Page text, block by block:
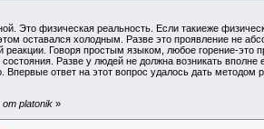
Это физическая реальность. Если такиеже
оставался холодным. Разве это проявление не
Говоря простым языком, любое горение-это
Разве у людей не должна возникать
ответ на этот вопрос удалось дать методом
от platonik»